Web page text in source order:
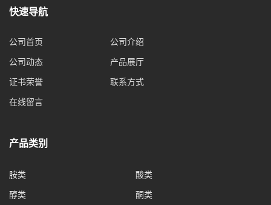
快速导航
公司首页 公司介绍
公司动态 产品展厅
证书荣誉 联系方式
在线留言
产品类别
胺类 酸类
醇类 酮类